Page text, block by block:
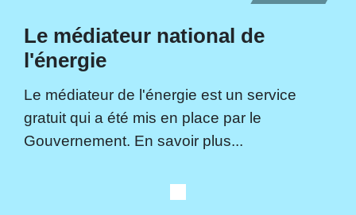
Le médiateur national de
l'énergie
Le médiateur de l'énergie est un service
gratuit qui a été mis en place par le
Gouvernement. En savoir plus...